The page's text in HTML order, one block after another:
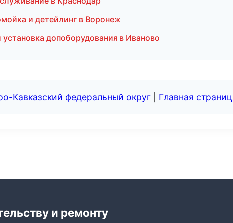
и детейлинг в Воронеж
допоборудования в Иваново
Кавказский федеральный округ Главная
и ремонту